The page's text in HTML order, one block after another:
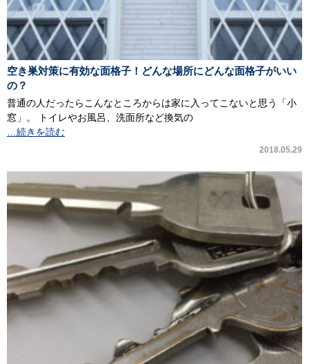
空き巣対策に有効な面格子！どんな場所にどんな面格子がいい
の？
普通の人だったらこんなところからは家に入ってこないと思う「小
窓」。 トイレやお風呂、洗面所など換気の
…続きを読む
2018.05.29